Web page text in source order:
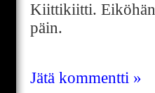
Kiittikiitti. Eiköhän
päin.
Jätä kommentti »